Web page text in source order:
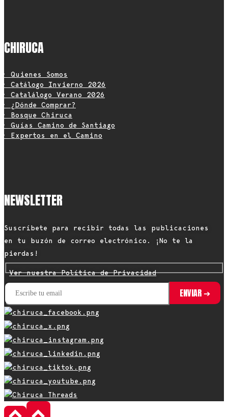
CHIRUCA
• Quienes Somos
• Catálogo Invierno 2026
• Catalálogo Verano 2026
• ¿Dónde Comprar?
• Bosque Chiruca
• Guías Camino de Santiago
• Expertos en el Camino
NEWSLETTER
Suscríbete para recibir todas las publicaciones
en tu buzón de correo electrónico. ¡No te la
pierdas!
Ver nuestra Política de Privacidad